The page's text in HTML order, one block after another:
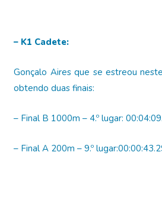
– K1 Cadete:
Gonçalo Aires que se estreou
obtendo duas finais:
– Final B 1000m – 4.º lugar:
– Final A 200m – 9.º